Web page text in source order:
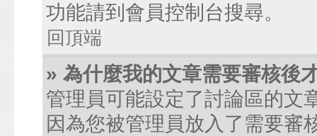
功能請到會員控制台搜尋。
回頂端
» 為什麼我的文章需要審核後
管理員可能設定了討論區的文
因為您被管理員放入了需要審